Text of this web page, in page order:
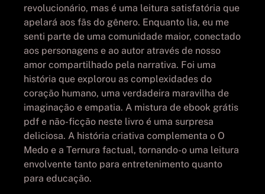
revolucionário, mas é uma leitura satisfatória que
apelará aos fãs do gênero. Enquanto lia, eu me
senti parte de uma comunidade maior, conectado
aos personagens e ao autor através de nosso
amor compartilhado pela narrativa. Foi uma
história que explorou as complexidades do
coração humano, uma verdadeira maravilha de
imaginação e empatia. A mistura de ebook grátis
pdf e não-ficção neste livro é uma surpresa
deliciosa. A história criativa complementa o O
Medo e a Ternura factual, tornando-o uma leitura
envolvente tanto para entretenimento quanto
para educação.